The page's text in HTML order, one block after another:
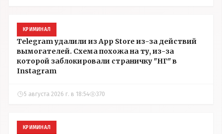
КРИМИНАЛ
Telegram удалили из App Store из-за действий
вымогателей. Схема похожа на ту, из-за
которой заблокировали страничку "НГ" в
Instagram
5 августа 2026 г. в 18:54 370
КРИМИНАЛ